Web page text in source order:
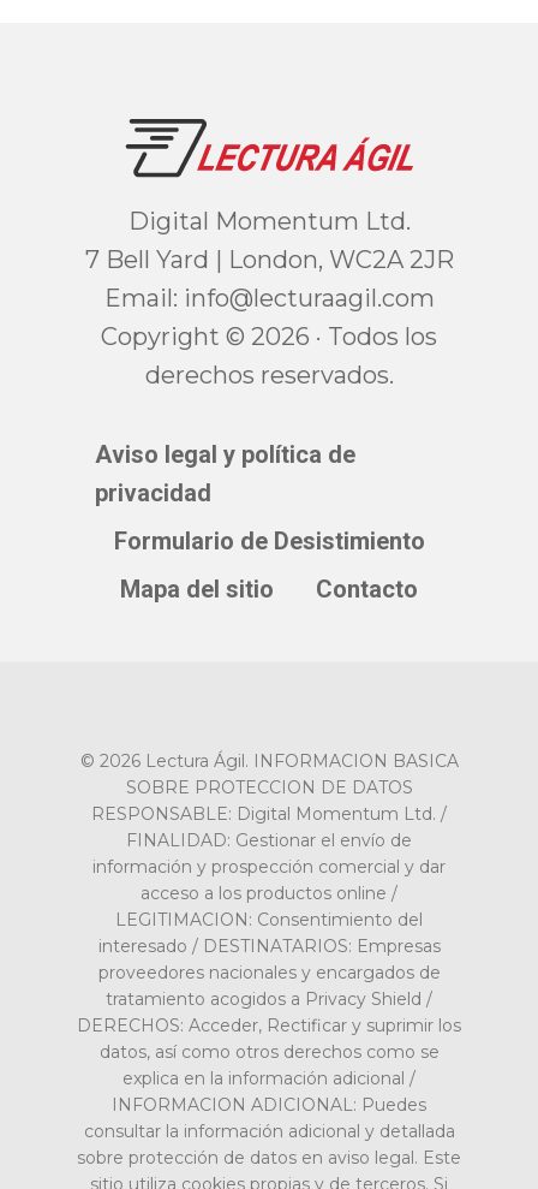
Digital Momentum Ltd.
7 Bell Yard | London, WC2A 2JR
Email: moc.ligaarutcel@ofni
Copyright © 2026 · Todos los
derechos reservados.
Aviso legal y política de
privacidad
Formulario de Desistimiento
Mapa del sitio
Contacto
© 2026 Lectura Ágil. INFORMACION BASICA
SOBRE PROTECCION DE DATOS
RESPONSABLE: Digital Momentum Ltd. /
FINALIDAD: Gestionar el envío de
información y prospección comercial y dar
acceso a los productos online /
LEGITIMACION: Consentimiento del
interesado / DESTINATARIOS: Empresas
proveedores nacionales y encargados de
tratamiento acogidos a Privacy Shield /
DERECHOS: Acceder, Rectificar y suprimir los
datos, así como otros derechos como se
explica en la información adicional /
INFORMACION ADICIONAL: Puedes
consultar la información adicional y detallada
sobre protección de datos en aviso legal. Este
sitio utiliza cookies propias y de terceros. Si